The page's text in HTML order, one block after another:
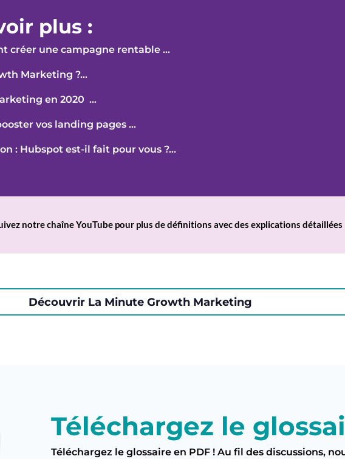
plus :
créer une campagne rentable …
Marketing ?…
en 2020 …
vos landing pages …
: Hubspot est-il fait pour vous ?…
notre chaîne YouTube pour plus de définitions avec des explications détaillées
Découvrir La Minute Growth Marketing
Téléchargez le
Téléchargez le glossaire en PDF ! Au fil des discussions,